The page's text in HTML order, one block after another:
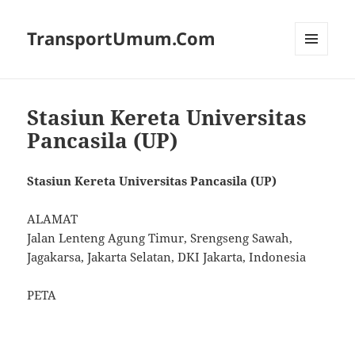
TransportUmum.Com
Stasiun Kereta Universitas
Pancasila (UP)
Stasiun Kereta Universitas Pancasila (UP)
ALAMAT
Jalan Lenteng Agung Timur, Srengseng Sawah,
Jagakarsa, Jakarta Selatan, DKI Jakarta, Indonesia
PETA